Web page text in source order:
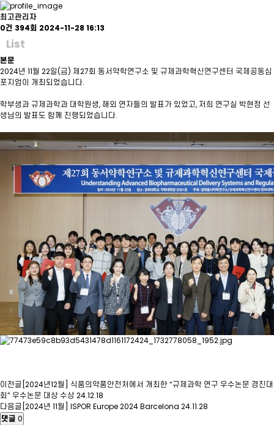
최고관리자
0건 394회 2024-11-28 16:13
List
본문
2024년 11월 22일(금) 제27회 동서약학연구소 및 규제과학혁신연구센터 국제공동심
포지엄이 개최되었습니다.
학부생과 규제과학과 대학원생, 해외 연자들의 발표가 있었고, 저희 연구실 박현정 선
생님의 발표도 함께 진행되었습니다.
이전글 [2024년12월] 식품의약품안전처에서 개최한 “규제과학 연구 우수논문 경진대
회” 우수논문 대상 수상24.12.18
다음글 [2024년 11월] ISPOR Europe 2024 Barcelona 24.11.28
댓글 0